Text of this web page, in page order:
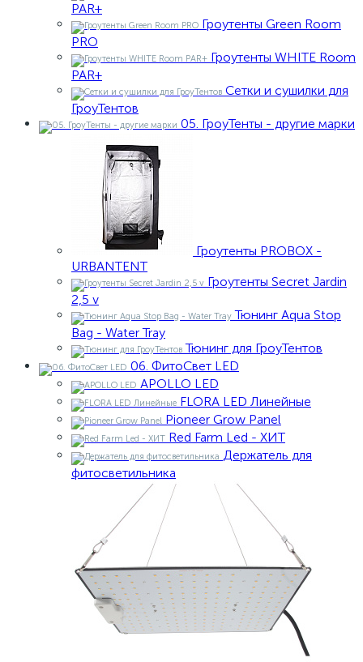
PAR+
Гроутенты Green Room
PRO
Гроутенты WHITE Room
PAR+
Сетки и сушилки для
ГроуТентов
05. ГроуТенты - другие марки
Гроутенты PROBOX -
URBANTENT
Гроутенты Secret Jardin
2,5 v
Тюнинг Aqua Stop
Bag - Water Tray
Тюнинг для ГроуТентов
06. ФитоСвет LED
APOLLO LED
FLORA LED Линейные
Pioneer Grow Panel
Red Farm Led - ХИТ
Держатель для
фитосветильника